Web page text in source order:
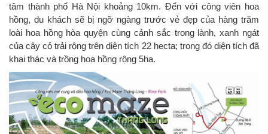
tâm thành phố Hà Nội khoảng 10km. Đến với công viên hoa
hồng, du khách sẽ bị ngỡ ngàng trước vẻ đẹp của hàng trăm
loài hoa hồng hòa quyện cùng cảnh sắc trong lành, xanh ngát
của cây cỏ trải rộng trên diện tích 22 hecta; trong đó diện tích đã
khai thác và trồng hoa hồng rộng 5ha.